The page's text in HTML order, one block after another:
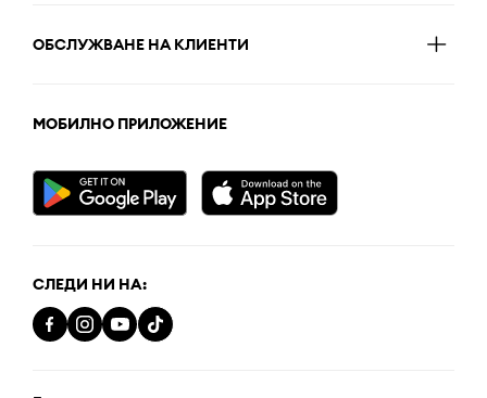
ОБСЛУЖВАНЕ НА КЛИЕНТИ
МОБИЛНО ПРИЛОЖЕНИЕ
СЛЕДИ НИ НА: